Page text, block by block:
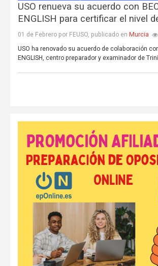
USO renueva su acuerdo con
ENGLISH para certificar el nivel
01 de Febrero por FEUSO, publicado en Murcia
USO ha renovado su acuerdo de colaboración con
ENGLISH, centro preparador y examinador de